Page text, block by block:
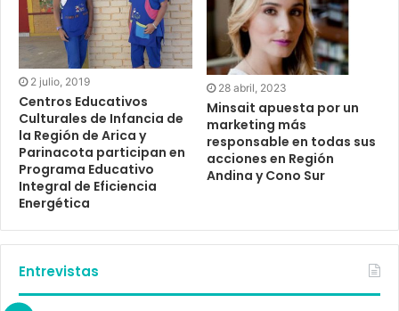
2 julio, 2019
Centros Educativos
Culturales de Infancia de
la Región de Arica y
Parinacota participan en
Programa Educativo
Integral de Eficiencia
Energética
28 abril, 2023
Minsait apuesta por un
marketing más
responsable en todas sus
acciones en Región
Andina y Cono Sur
Entrevistas